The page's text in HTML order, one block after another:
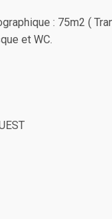
: 75m2 (
et WC.